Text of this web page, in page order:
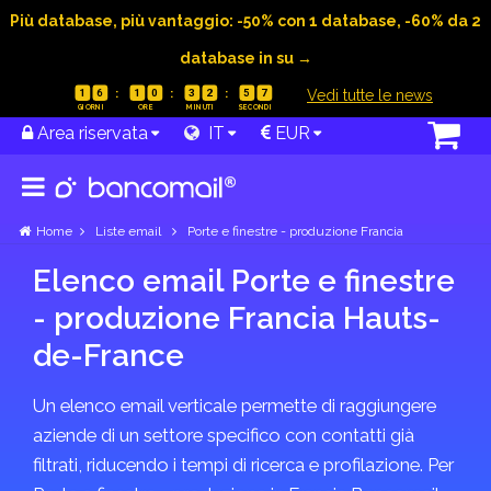
Più database, più vantaggio: -50% con 1 database, -60% da 2
database in su →
1 6 1 0 3 2 5 7 Vedi tutte le news
Area riservata IT EUR
Home Liste email Porte e finestre - produzione Francia
Elenco email Porte e finestre
- produzione Francia Hauts-
de-France
Un elenco email verticale permette di raggiungere
aziende di un settore specifico con contatti già
filtrati, riducendo i tempi di ricerca e profilazione. Per